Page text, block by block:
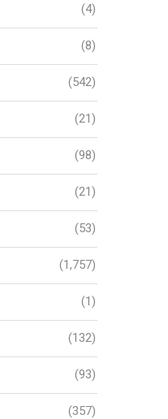
(4)
(8)
(542)
(21)
(98)
(21)
(53)
(1,757)
(1)
(132)
(93)
(357)